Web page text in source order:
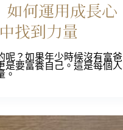
如何運用成長心
找到力量
呢？如果年少時候沒有富爸
是要富養自己。這是每個人
。